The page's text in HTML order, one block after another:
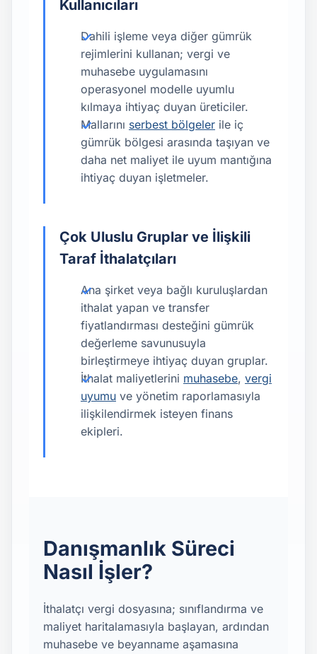
Kullanıcıları
Dahili işleme veya diğer gümrük
rejimlerini kullanan; vergi ve
muhasebe uygulamasını
operasyonel modelle uyumlu
kılmaya ihtiyaç duyan üreticiler.
Mallarını serbest bölgeler ile iç
gümrük bölgesi arasında taşıyan ve
daha net maliyet ile uyum mantığına
ihtiyaç duyan işletmeler.
Çok Uluslu Gruplar ve İlişkili
Taraf İthalatçıları
Ana şirket veya bağlı kuruluşlardan
ithalat yapan ve transfer
fiyatlandırması desteğini gümrük
değerleme savunusuyla
birleştirmeye ihtiyaç duyan gruplar.
İthalat maliyetlerini muhasebe, vergi
uyumu ve yönetim raporlamasıyla
ilişkilendirmek isteyen finans
ekipleri.
Danışmanlık Süreci
Nasıl İşler?
İthalatçı vergi dosyasına; sınıflandırma ve
maliyet haritalamasıyla başlayan, ardından
muhasebe ve beyanname aşamasına